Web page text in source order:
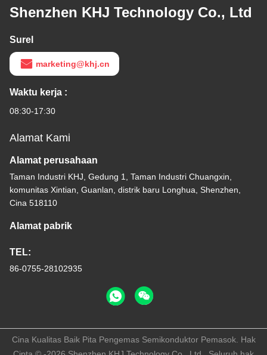
Shenzhen KHJ Technology Co., Ltd
Surel
marketing@khj.cn
Waktu kerja :
08:30-17:30
Alamat Kami
Alamat perusahaan
Taman Industri KHJ, Gedung 1, Taman Industri Chuangxin,
komunitas Xintian, Guanlan, distrik baru Longhua, Shenzhen,
Cina 518110
Alamat pabrik
TEL:
86-0755-28102935
Cina Kualitas Baik Pita Pengemas Semikonduktor Pemasok. Hak